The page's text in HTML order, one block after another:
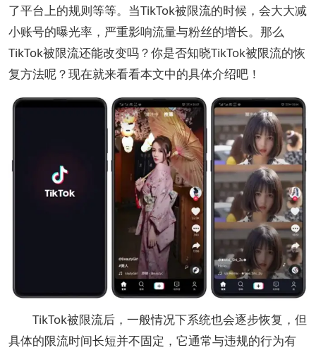
了平台上的规则等等。当TikTok被限流的时候，会大大减
小账号的曝光率，严重影响流量与粉丝的增长。那么
TikTok被限流还能改变吗？你是否知晓TikTok被限流的恢
复方法呢？现在就来看看本文中的具体介绍吧！
TikTok被限流后，一般情况下系统也会逐步恢复，但
具体的限流时间长短并不固定，它通常与违规的行为有